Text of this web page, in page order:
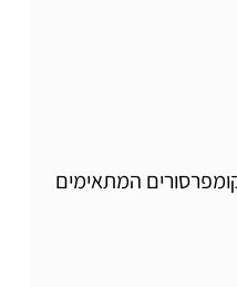
המתאימים